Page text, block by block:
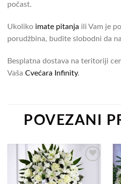
počast.
Ukoliko imate pitanja ili Vam je
porudžbina, budite slobodni da
Besplatna dostava na teritoriji
Vaša Cvećara Infinity.
POVEZANI
Add to
Wishlist